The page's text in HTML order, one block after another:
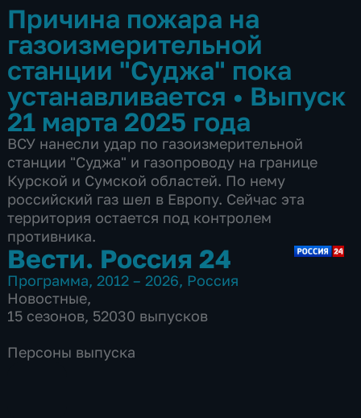
Причина пожара на
газоизмерительной
станции "Суджа" пока
устанавливается • Выпуск
21 марта 2025 года
ВСУ нанесли удар по газоизмерительной
станции "Суджа" и газопроводу на границе
Курской и Сумской областей. По нему
российский газ шел в Европу. Сейчас эта
территория остается под контролем
противника.
Вести. Россия 24
Программа, 2012 – 2026, Россия
Новостные,
15 сезонов, 52030 выпусков
Персоны выпуска